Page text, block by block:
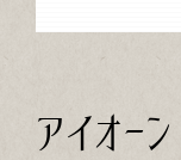
アイオー